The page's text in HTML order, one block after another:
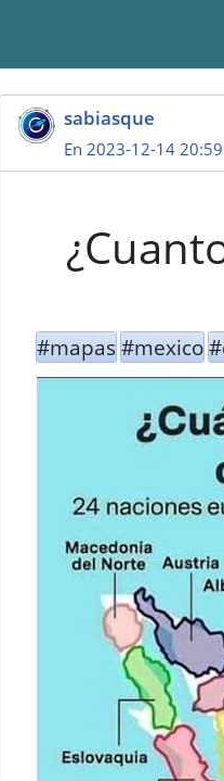
sabiasque
En 2023-12-14
#mapas#mexico